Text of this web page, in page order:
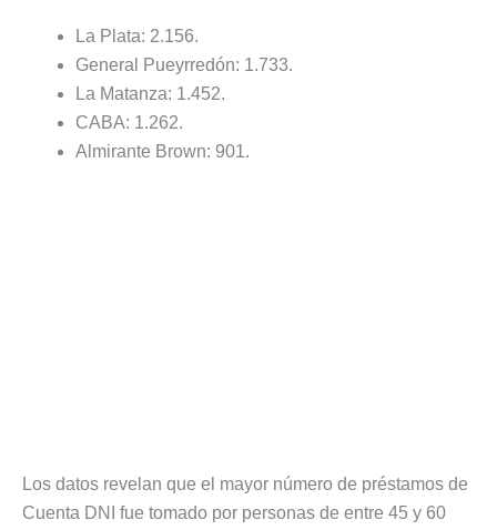
La Plata: 2.156.
General Pueyrredón: 1.733.
La Matanza: 1.452.
CABA: 1.262.
Almirante Brown: 901.
Los datos revelan que el mayor número de préstamos de
Cuenta DNI fue tomado por personas de entre 45 y 60